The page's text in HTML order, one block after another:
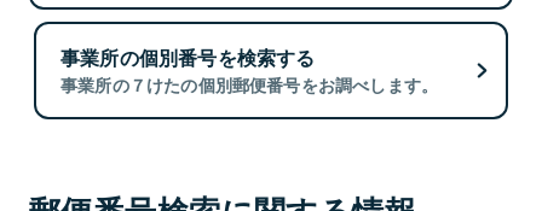
事業所の個別番号を検索する
事業所の７けたの個別郵便番号をお調べします。